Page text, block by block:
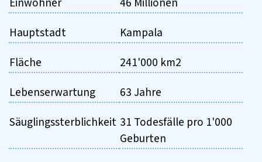
Einwohner 46 Millionen
Hauptstadt Kampala
Fläche 241'000 km2
Lebenserwartung 63 Jahre
Säuglingssterblichkeit 31 Todesfälle pro 1'000
Geburten